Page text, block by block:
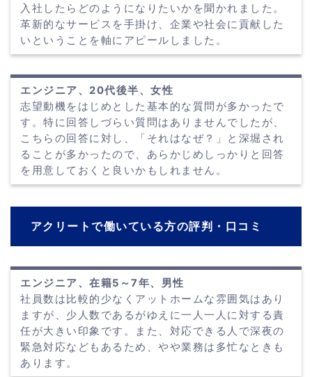
入社したらどのようになりたいかを聞かれました。
革新的なサービスを手掛け、企業や社会に貢献した
いということを軸にアピールしました。
エンジニア、20代後半、女性
志望動機をはじめとした基本的な質問が多かったで
す。特に回答しづらい質問はありませんでしたが、
こちらの回答に対し、「それはなぜ？」と深堀され
ることが多かったので、あらかじめしっかりと回答
を用意しておくと良いかもしれません。
アクリートで働いている方の評判・口コミ
エンジニア、在籍5～7年、男性
社員数は比較的少なくアットホームな雰囲気はあり
ますが、少人数であるがゆえに一人一人に対する責
任が大きい印象です。また、対応できる人で深夜の
緊急対応などもあるため、やや業務は多忙なときも
あります。